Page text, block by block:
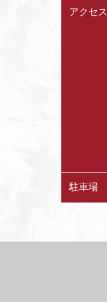
アクセス
駐車場